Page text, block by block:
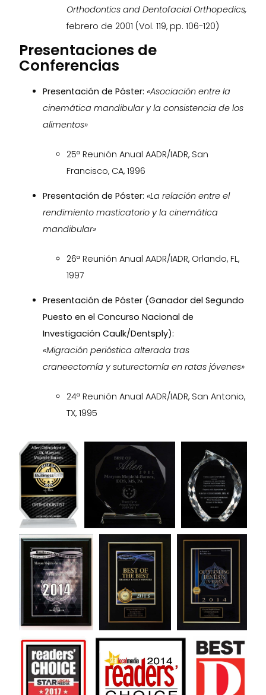
Orthodontics and Dentofacial Orthopedics,
febrero de 2001 (Vol. 119, pp. 106-120)
Presentaciones de
Conferencias
Presentación de Póster: «Asociación entre la
cinemática mandibular y la consistencia de los
alimentos»
25ª Reunión Anual AADR/IADR, San
Francisco, CA, 1996
Presentación de Póster: «La relación entre el
rendimiento masticatorio y la cinemática
mandibular»
26ª Reunión Anual AADR/IADR, Orlando, FL,
1997
Presentación de Póster (Ganador del Segundo
Puesto en el Concurso Nacional de
Investigación Caulk/Dentsply):
«Migración perióstica alterada tras
craneectomía y suturectomía en ratas jóvenes»
24ª Reunión Anual AADR/IADR, San Antonio,
TX, 1995